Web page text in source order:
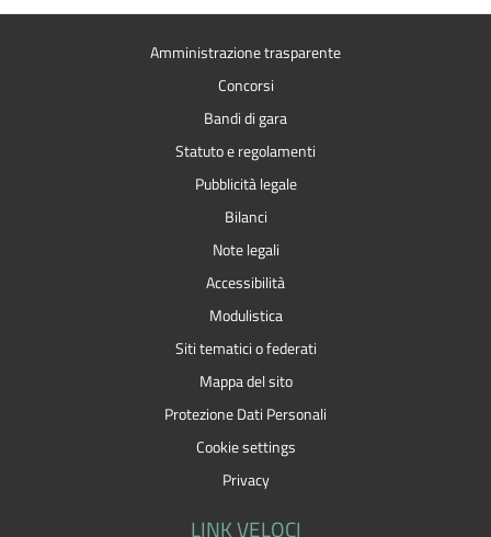
Amministrazione trasparente
Concorsi
Bandi di gara
Statuto e regolamenti
Pubblicità legale
Bilanci
Note legali
Accessibilità
Modulistica
Siti tematici o federati
Mappa del sito
Protezione Dati Personali
Cookie settings
Privacy
LINK VELOCI